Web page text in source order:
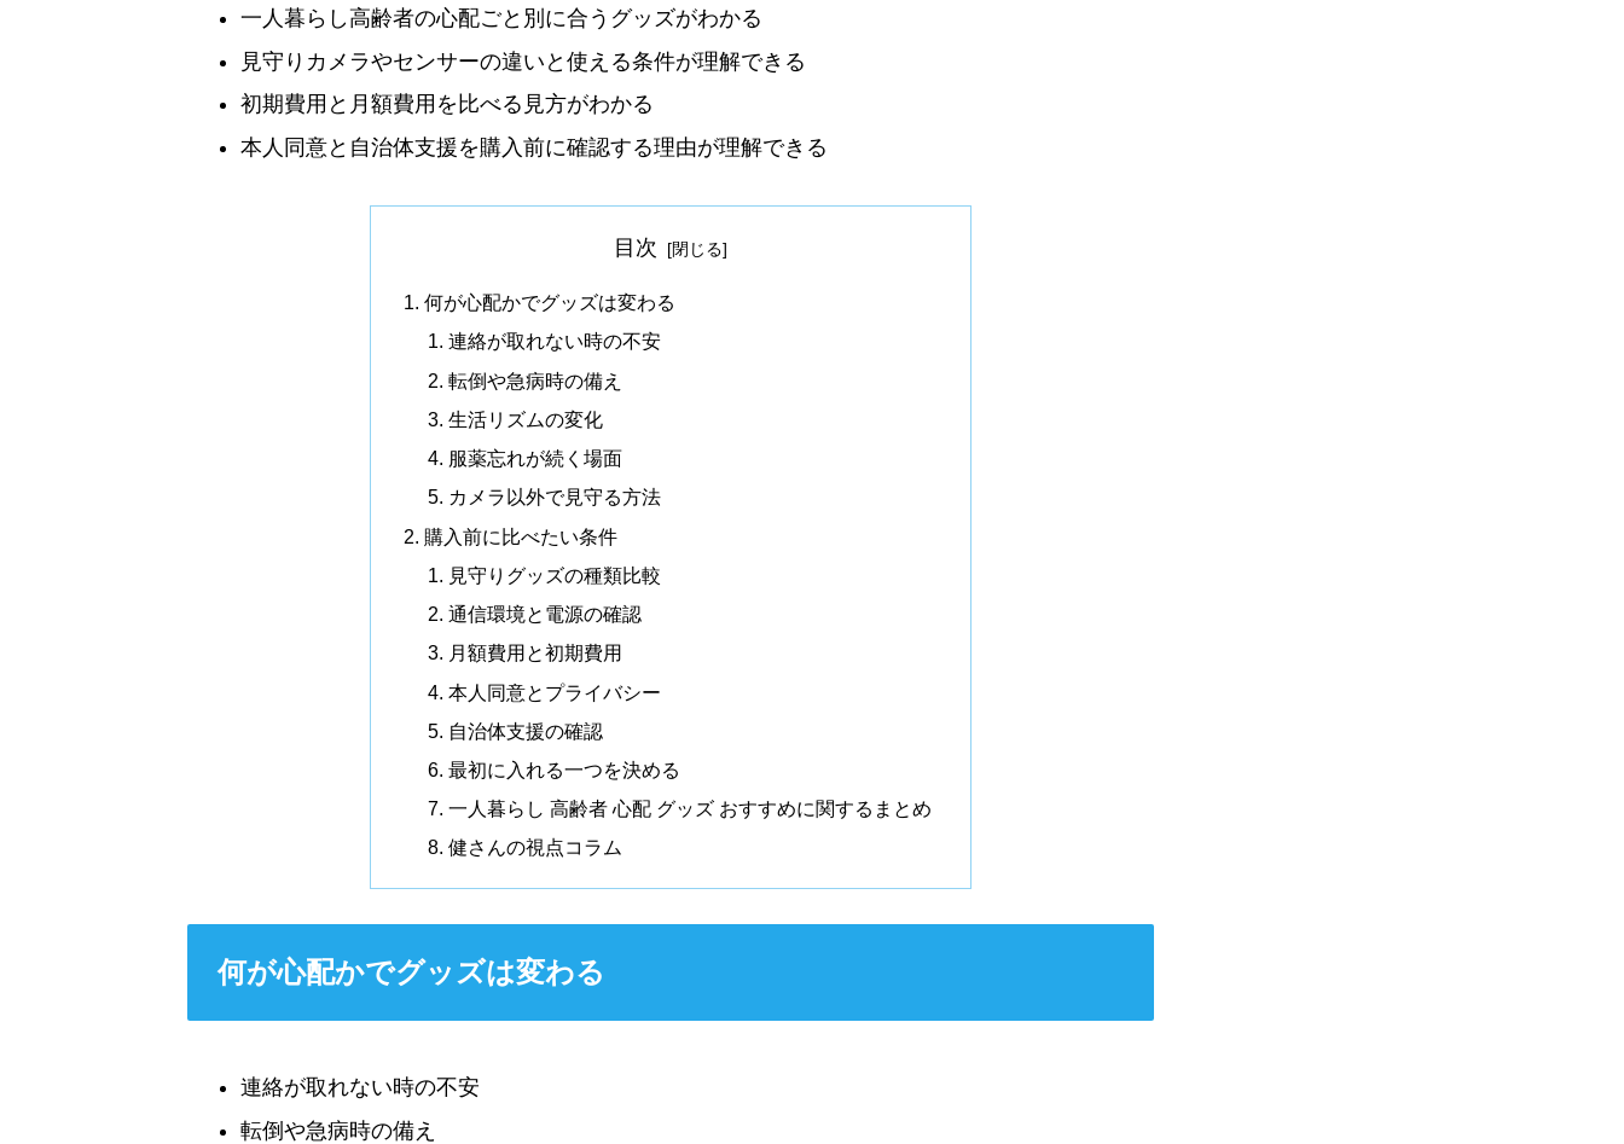
一人暮らし高齢者の心配ごと別に合うグッズがわかる
見守りカメラやセンサーの違いと使える条件が理解できる
初期費用と月額費用を比べる見方がわかる
本人同意と自治体支援を購入前に確認する理由が理解できる
目次
何が心配かでグッズは変わる
連絡が取れない時の不安
転倒や急病時の備え
生活リズムの変化
服薬忘れが続く場面
カメラ以外で見守る方法
購入前に比べたい条件
見守りグッズの種類比較
通信環境と電源の確認
月額費用と初期費用
本人同意とプライバシー
自治体支援の確認
最初に入れる一つを決める
一人暮らし 高齢者 心配 グッズ おすすめに関するまとめ
健さんの視点コラム
何が心配かでグッズは変わる
連絡が取れない時の不安
転倒や急病時の備え